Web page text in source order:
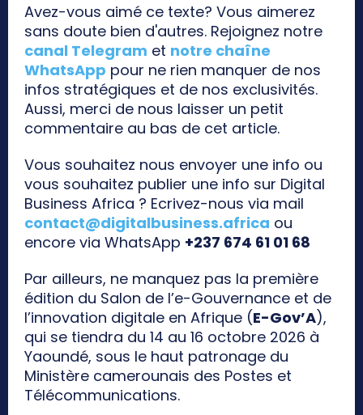
Avez-vous aimé ce texte? Vous aimerez
sans doute bien d'autres. Rejoignez notre
canal Telegram et notre chaîne
WhatsApp pour ne rien manquer de nos
infos stratégiques et de nos exclusivités.
Aussi, merci de nous laisser un petit
commentaire au bas de cet article.
Vous souhaitez nous envoyer une info ou
vous souhaitez publier une info sur Digital
Business Africa ? Ecrivez-nous via mail
contact@digitalbusiness.africa ou
encore via WhatsApp +237 674 61 01 68
Par ailleurs, ne manquez pas la première
édition du Salon de l’e-Gouvernance et de
l’innovation digitale en Afrique (E-Gov’A),
qui se tiendra du 14 au 16 octobre 2026 à
Yaoundé, sous le haut patronage du
Ministère camerounais des Postes et
Télécommunications.